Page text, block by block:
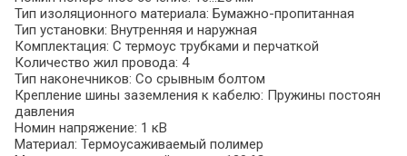
Тип изоляционного материала: Бумажно-пропитанная
Тип установки: Внутренняя и наружная
Комплектация: С термоус трубками и перчаткой
Количество жил провода: 4
Тип наконечников: Со срывным болтом
Крепление шины заземления к кабелю: Пружины постоян
давления
Номин напряжение: 1 кВ
Материал: Термоусаживаемый полимер